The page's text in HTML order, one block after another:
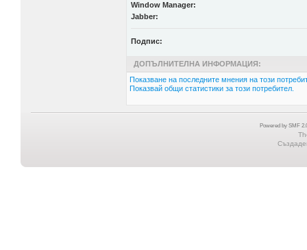
Window Manager:
Jabber:
Подпис:
ДОПЪЛНИТЕЛНА ИНФОРМАЦИЯ:
Показване на последните мнения на този
Показвай общи статистики за този потребител.
Powered by SMF